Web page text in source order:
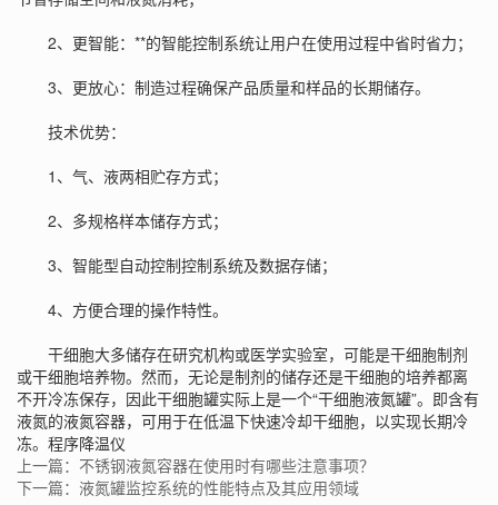
2、更智能：**的智能控制系统让用户在使用过程中省时省力；
3、更放心：制造过程确保产品质量和样品的长期储存。
技术优势：
1、气、液两相贮存方式；
2、多规格样本储存方式；
3、智能型自动控制控制系统及数据存储；
4、方便合理的操作特性。
干细胞大多储存在研究机构或医学实验室，可能是干细胞制剂
或干细胞培养物。然而，无论是制剂的储存还是干细胞的培养都离
不开冷冻保存，因此干细胞罐实际上是一个“干细胞液氮罐”。即含有
液氮的液氮容器，可用于在低温下快速冷却干细胞，以实现长期冷
冻。 程序降温仪
上一篇：不锈钢液氮容器在使用时有哪些注意事项？
下一篇：液氮罐监控系统的性能特点及其应用领域